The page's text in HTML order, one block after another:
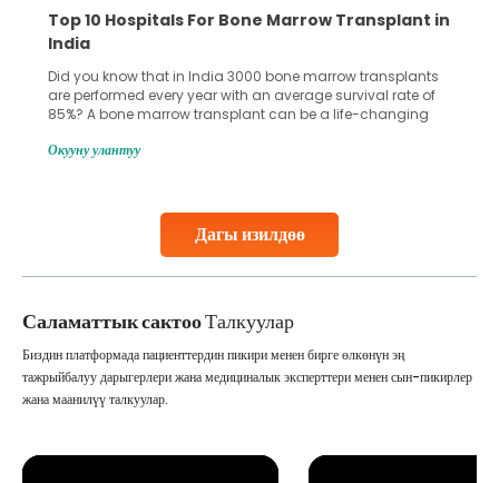
Дагы изилдөө
Top 10 Hospitals For Bone Marrow Transplant in
India
Did you know that in India 3000 bone marrow transplants
are performed every year with an average survival rate of
85%? A bone marrow transplant can be a life-changing
make all the difference. India has some of the world’s
Окууну улантуу
Саламаттык сактооТалкуулар
Биздин платформада пациенттердин пикири менен бирге өлкөнүн эң
тажрыйбалуу дарыгерлери жана медициналык эксперттери менен сын-пикирлер
жана маанилүү талкуулар.